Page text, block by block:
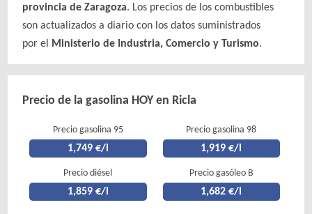
provincia de Zaragoza. Los precios de los combustibles
son actualizados a diario con los datos suministrados
por el
Ministerio de Industria, Comercio y Turismo.
Precio de la gasolina HOY en Ricla
Precio gasolina 95
1,749 €/l
Precio gasolina 98
1,919 €/l
Precio diésel
1,859 €/l
Precio gasóleo B
1,682 €/l